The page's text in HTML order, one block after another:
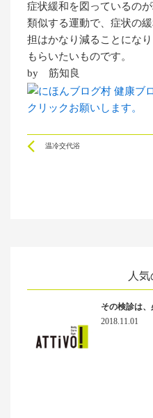
症状緩和を図っているの
類似する運動で、症状の
担はかなり減ることにな
もらいたいものです。
by 筋知良
クリックお願いします。
Prev
温冷交代浴
人
その検診は
2018.11.01